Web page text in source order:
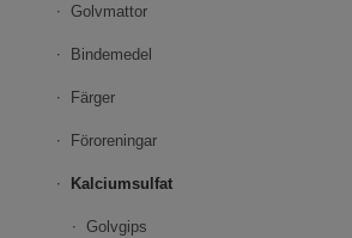
Golvmattor
Bindemedel
Färger
Föroreningar
Kalciumsulfat
Golvgips